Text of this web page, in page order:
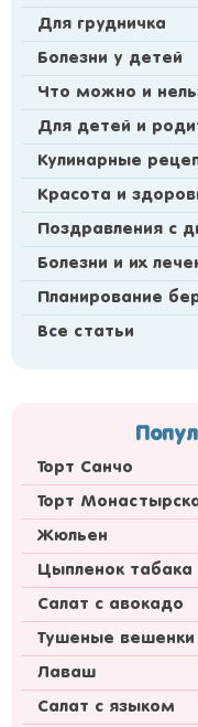
Для грудничка
Болезни у детей
Что можно и
Для детей и
Кулинарные
Красота и
Поздравления с
Болезни и их
Планирование
Все статьи
Торт Санчо
Торт
Жюльен
Цыпленок табака
Салат с авокадо
Тушеные вешенки
Лаваш
Салат с языком